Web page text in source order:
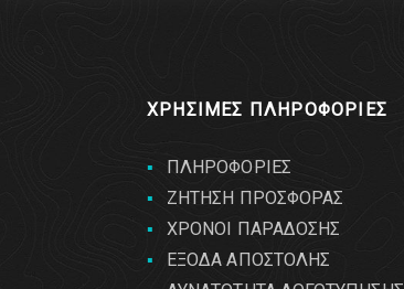
ΧΡΗΣΙΜΕΣ ΠΛΗΡΟΦΟΡΙΕΣ
ΠΛΗΡΟΦΟΡΙΕΣ
ΖΗΤΗΣΗ ΠΡΟΣΦΟΡΑΣ
ΧΡΟΝΟΙ ΠΑΡΑΔΟΣΗΣ
ΕΞΟΔΑ ΑΠΟΣΤΟΛΗΣ